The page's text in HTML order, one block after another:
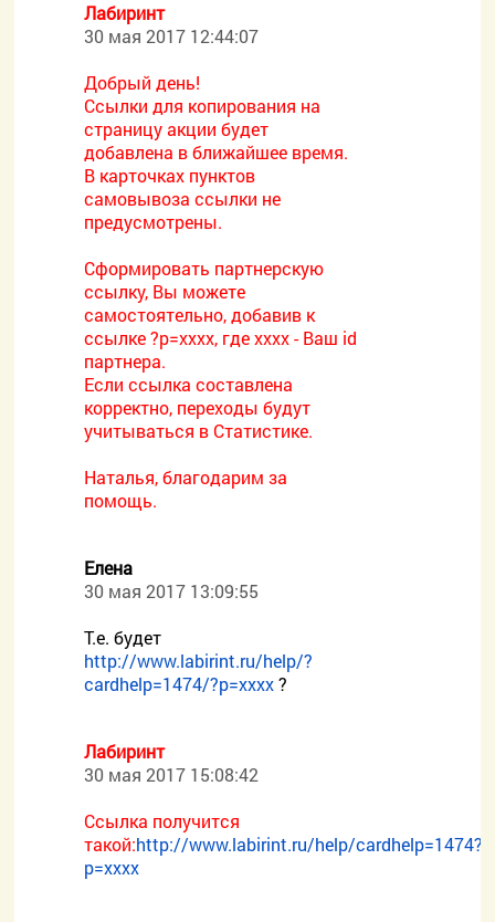
Лабиринт
30 мая 2017 12:44:07
Добрый день!
Ссылки для копирования на
страницу акции будет
добавлена в ближайшее время.
В карточках пунктов
самовывоза ссылки не
предусмотрены.
Сформировать партнерскую
ссылку, Вы можете
самостоятельно, добавив к
ссылке ?p=хххх, где хххх - Ваш id
партнера.
Если ссылка составлена
корректно, переходы будут
учитываться в Статистике.
Наталья, благодарим за
помощь.
Елена
30 мая 2017 13:09:55
Т.е. будет
http://www.labirint.ru/help/?
cardhelp=1474/?p=хххх?
Лабиринт
30 мая 2017 15:08:42
Ссылка получится
такой:http://www.labirint.ru/help/cardhelp=1474?
p=хххх